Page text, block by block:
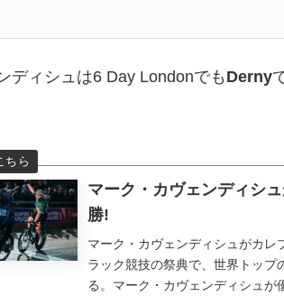
ディシュは6 Day Londonでも Derny
マーク・カヴェンディシ
勝!
マーク・カヴェンディシュがカレ
ラック競技の祭典で、世界トッ
る。マーク・カヴェンディシュが